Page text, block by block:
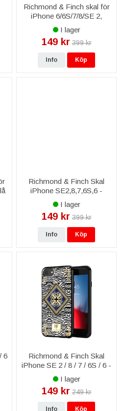
Richmond & Finch skal för
iPhone 6/6S/7/8/SE 2,
Blommig Rutig
I lager
149 kr 399 kr
Info Köp
Richmond & Finch Skal
iPhone SE2,8,7,6S,6 -
Blommig Tweed
I lager
149 kr 399 kr
Info Köp
6
Richmond & Finch Skal
iPhone SE 2 / 8 / 7 / 6S / 6 -
Zebra Kedja
I lager
149 kr 249 kr
Info Köp